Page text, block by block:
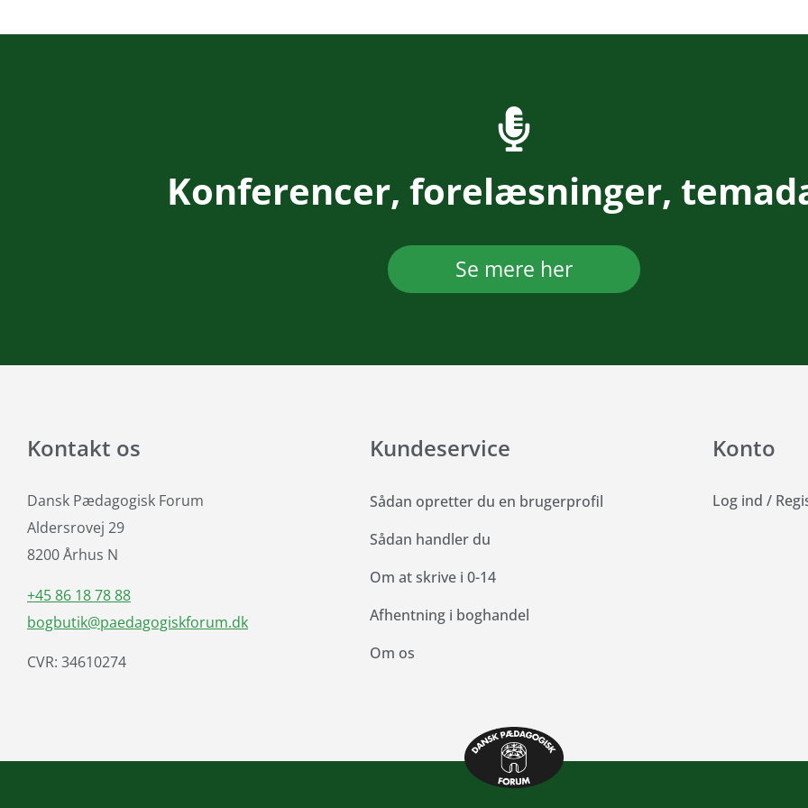
Konferencer, forelæsninger,
Se mere her
Kontakt os
Dansk Pædagogisk Forum
Aldersrovej 29
8200 Århus N
+45 86 18 78 88
bogbutik@paedagogiskforum.dk
CVR: 34610274
Kundeservice
Sådan opretter du en brugerprofil
Sådan handler du
Om at skrive i 0-14
Afhentning i boghandel
Om os
Konto
Log ind /